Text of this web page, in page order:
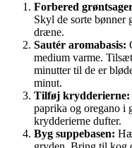
Forbered
Skyl de sorte bønner
dræne.
Sautér aromabasis:
medium varme.
minutter til de er
minut.
Tilføj krydderierne:
paprika og oregano i
krydderierne dufter.
Byg suppebasen: